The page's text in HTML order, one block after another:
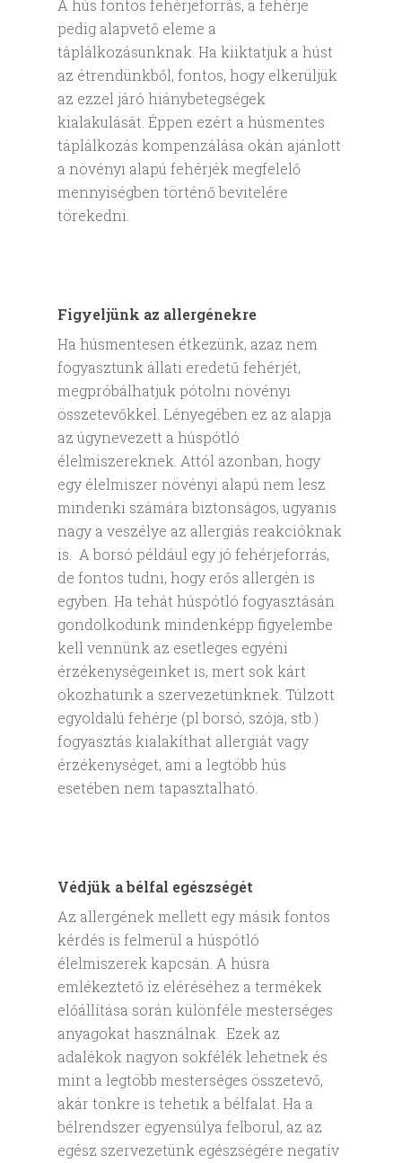
A hús fontos fehérjeforrás, a fehérje
pedig alapvető eleme a
táplálkozásunknak. Ha kiiktatjuk a húst
az étrendünkből, fontos, hogy elkerüljük
az ezzel járó hiánybetegségek
kialakulását. Éppen ezért a húsmentes
táplálkozás kompenzálása okán ajánlott
a növényi alapú fehérjék megfelelő
mennyiségben történő bevitelére
törekedni.
Figyeljünk az allergénekre
Ha húsmentesen étkezünk, azaz nem
fogyasztunk állati eredetű fehérjét,
megpróbálhatjuk pótolni növényi
összetevőkkel. Lényegében ez az alapja
az úgynevezett a húspótló
élelmiszereknek. Attól azonban, hogy
egy élelmiszer növényi alapú nem lesz
mindenki számára biztonságos, ugyanis
nagy a veszélye az allergiás reakcióknak
is. A borsó például egy jó fehérjeforrás,
de fontos tudni, hogy erős allergén is
egyben. Ha tehát húspótló fogyasztásán
gondolkodunk mindenképp figyelembe
kell vennünk az esetleges egyéni
érzékenységeinket is, mert sok kárt
okozhatunk a szervezetünknek. Túlzott
egyoldalú fehérje (pl borsó, szója, stb.)
fogyasztás kialakíthat allergiát vagy
érzékenységet, ami a legtöbb hús
esetében nem tapasztalható.
Védjük a bélfal egészségét
Az allergének mellett egy másik fontos
kérdés is felmerül a húspótló
élelmiszerek kapcsán. A húsra
emlékeztető íz eléréséhez a termékek
előállítása során különféle mesterséges
anyagokat használnak. Ezek az
adalékok nagyon sokfélék lehetnek és
mint a legtöbb mesterséges összetevő,
akár tönkre is tehetik a bélfalat. Ha a
bélrendszer egyensúlya felborul, az az
egész szervezetünk egészségére negatív